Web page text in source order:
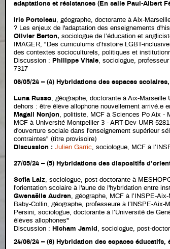
adaptations et résistances (En salle Paul-Albert
Iris Portoleau, géographe, doctorante à Aix-
? Les enjeux de l'adaptation des enseignements
Olivier Berton, sociologue de l’éducation et
IMAGER, "Des curriculums d’histoire LGBT-
des contextes socioculturels, politiques et
Discussion : Philippe Vitale, sociologue,
7317
06/05/24 –(4) Hybridations des espaces
Luna Russo, géographe, doctorante à Aix-
dehors : être élève allophone nouvellement arrivé.e
Magali Nonjon, politiste, MCF à Sciences Po Aix -
MCF à Université Montpellier 3 - ART-Dev UMR
d'ouverture sociale dans l'enseignement supérieur
contraintes" (titre provisoire)
Discussion : Julien Garric, sociologue, MCF à
27/05/24 – (5) Hybridations des dispositifs
Sofia Laiz, sociologue, post-doctorante à
l'orientation scolaire à l'aune de l'hybridation entre
Gwenaëlle Audren, géographe, MCF à l’INSPE-
Baby-Collin, géographe, professeure à l’INSPE-
Persini, sociologue, doctorante à l’Université de
élèves allophones"
Discussion : Hicham Jamid , sociologue, post-
24/06/24 – (6) Hybridation des espaces